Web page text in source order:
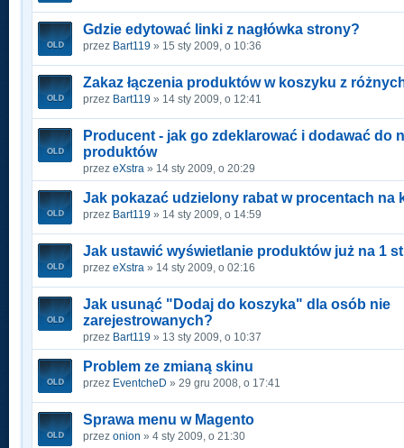
Gdzie edytować linki z nagłówka strony?
przez Bart119 » 15 sty 2009, o 10:36
Zakaz łączenia produktów w koszyku z
przez Bart119 » 14 sty 2009, o 12:41
Producent - jak go zdeklarować i dodawać do
produktów
przez eXstra » 14 sty 2009, o 20:29
Jak pokazać udzielony rabat w procentach na
przez Bart119 » 14 sty 2009, o 14:59
Jak ustawić wyświetlanie produktów już na 1
przez eXstra » 14 sty 2009, o 02:16
Jak usunąć "Dodaj do koszyka" dla osób nie
zarejestrowanych?
przez Bart119 » 13 sty 2009, o 10:37
Problem ze zmianą skinu
przez EventcheD » 29 gru 2008, o 17:41
Sprawa menu w Magento
przez onion » 4 sty 2009, o 21:30